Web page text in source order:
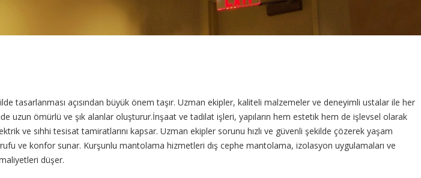
tasarlanması açısından büyük önem taşır. Uzman ekipler, kaliteli malzemeler ve deneyimli ustalar ile her
uzun ömürlü ve şık alanlar oluşturur.İnşaat ve tadilat işleri, yapıların hem estetik hem de işlevsel olarak
ve sıhhi tesisat tamiratlarını kapsar. Uzman ekipler sorunu hızlı ve güvenli şekilde çözerek yaşam
ve konfor sunar. Kurşunlu mantolama hizmetleri dış cephe mantolama, izolasyon uygulamaları ve
düşer.